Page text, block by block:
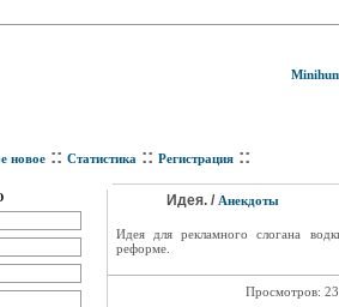
новое :: Статистика :: Регистрация ::
Идея. / Анекдоты
Идея для рекламного слогана
реформе.
Просмотров: